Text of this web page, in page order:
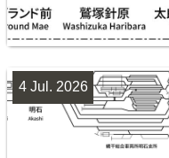
10
楽天市場 書泉
4 Jul. 2026